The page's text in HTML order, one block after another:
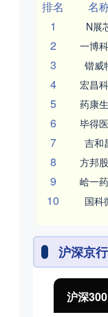
排名
名
1
N展
2 一博
3 锴威
4 宏昌
5 药康
6 毕得
7 吉和
8 方邦
9 峆一
10 国科
沪深京
0.56%